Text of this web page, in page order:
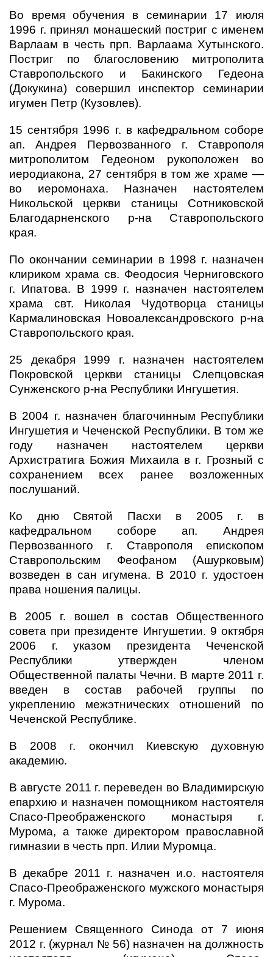
Во время обучения в семинарии 17 июля
1996 г. принял монашеский постриг с именем
Варлаам в честь прп. Варлаама Хутынского.
Постриг по благословению митрополита
Ставропольского и Бакинского Гедеона
(Докукина) совершил инспектор семинарии
игумен Петр (Кузовлев).
15 сентября 1996 г. в кафедральном соборе
ап. Андрея Первозванного г. Ставрополя
митрополитом Гедеоном рукоположен во
иеродиакона, 27 сентября в том же храме —
во иеромонаха. Назначен настоятелем
Никольской церкви станицы Сотниковской
Благодарненского р-на Ставропольского
края.
По окончании семинарии в 1998 г. назначен
клириком храма св. Феодосия Черниговского
г. Ипатова. В 1999 г. назначен настоятелем
храма свт. Николая Чудотворца станицы
Кармалиновская Новоалександровского р-на
Ставропольского края.
25 декабря 1999 г. назначен настоятелем
Покровской церкви станицы Слепцовская
Сунженского р-на Республики Ингушетия.
В 2004 г. назначен благочинным Республики
Ингушетия и Чеченской Республики. В том же
году назначен настоятелем церкви
Архистратига Божия Михаила в г. Грозный с
сохранением всех ранее возложенных
послушаний.
Ко дню Святой Пасхи в 2005 г. в
кафедральном соборе ап. Андрея
Первозванного г. Ставрополя епископом
Ставропольским Феофаном (Ашурковым)
возведен в сан игумена. В 2010 г. удостоен
права ношения палицы.
В 2005 г. вошел в состав Общественного
совета при президенте Ингушетии. 9 октября
2006 г. указом президента Чеченской
Республики утвержден членом
Общественной палаты Чечни. В марте 2011 г.
введен в состав рабочей группы по
укреплению межэтнических отношений по
Чеченской Республике.
В 2008 г. окончил Киевскую духовную
академию.
В августе 2011 г. переведен во Владимирскую
епархию и назначен помощником настоятеля
Спасо-Преображенского монастыря г.
Мурома, а также директором православной
гимназии в честь прп. Илии Муромца.
В декабре 2011 г. назначен и.о. настоятеля
Спасо-Преображенского мужского монастыря
г. Мурома.
Решением Священного Синода от 7 июня
2012 г. (журнал № 56) назначен на должность